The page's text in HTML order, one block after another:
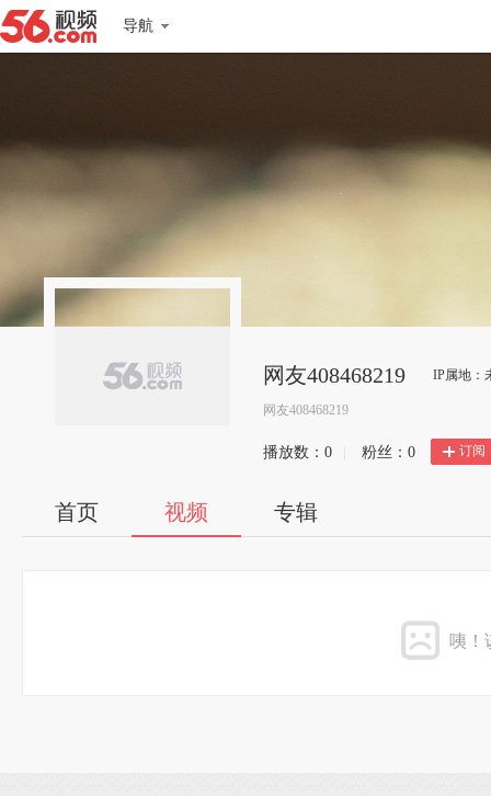
导航
网友408468219 IP属地：
网友408468219
播放数： 0 粉丝： 0 订阅
首页 视频 专辑
咦！